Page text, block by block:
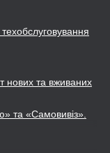
техобслуговування
нових та вживаних
та «Самовивіз».